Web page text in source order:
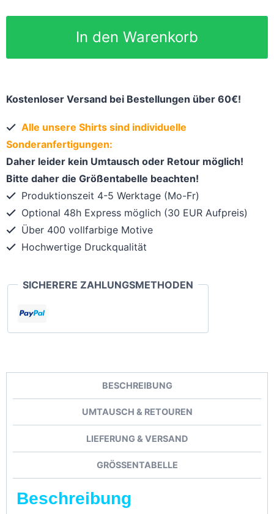
In den Warenkorb
Kostenloser Versand bei Bestellungen über 60€!
Alle unsere Shirts sind individuelle
Sonderanfertigungen:
Daher leider kein Umtausch oder Retour möglich!
Bitte daher die Größentabelle beachten!
Produktionszeit 4-5 Werktage (Mo-Fr)
Optional 48h Express möglich (30 EUR Aufpreis)
Über 400 vollfarbige Motive
Hochwertige Druckqualität
SICHERERE ZAHLUNGSMETHODEN
BESCHREIBUNG
UMTAUSCH & RETOUREN
LIEFERUNG & VERSAND
GRÖSSENTABELLE
Beschreibung